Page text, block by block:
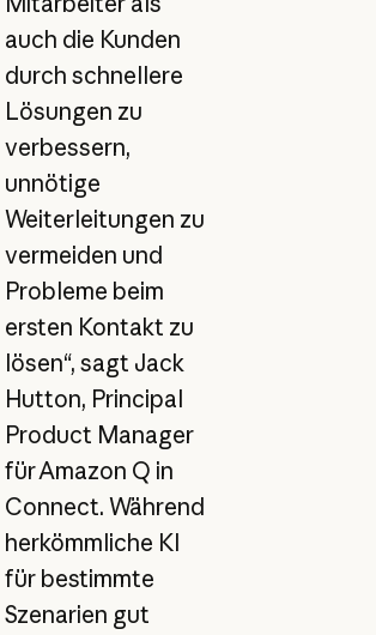
auch die Kunden
durch schnellere
Lösungen zu
verbessern,
unnötige
Weiterleitungen zu
vermeiden und
Probleme beim
ersten Kontakt zu
lösen“, sagt Jack
Hutton, Principal
Product Manager
für Amazon Q in
Connect. Während
herkömmliche KI
für bestimmte
Szenarien gut